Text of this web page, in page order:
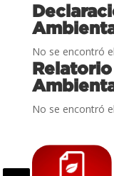
No se encontró
No se encontró